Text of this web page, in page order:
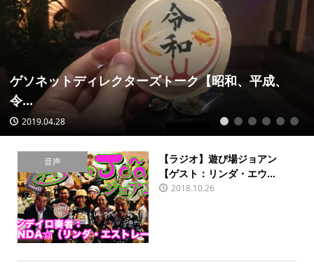
ゲソネットディレクターズトーク【昭和、平成、
令...
2019.04.28 1 2 3 4 5 6
音声
【ラジオ】遊び場ジョアン
【ゲスト：リンダ・エウ...
2018.10.26